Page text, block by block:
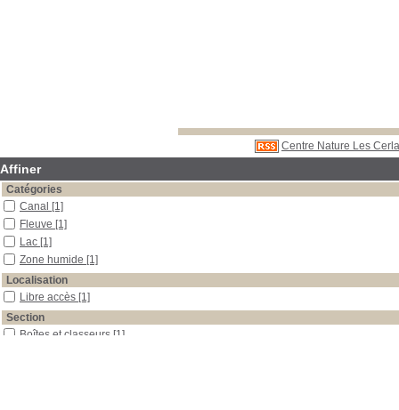
Centre Nature Les
Affiner
Catégories
Canal [1]
Fleuve [1]
Lac [1]
Zone humide [1]
Localisation
Libre accès [1]
Section
Boîtes et classeurs [1]